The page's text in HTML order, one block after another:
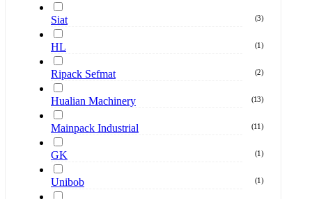
Siat (3)
HL (1 )
Ripack Sefmat (2)
Hualian Machinery (13)
Mainpack Industrial (11 )
GK (1 )
Unibob (1 )